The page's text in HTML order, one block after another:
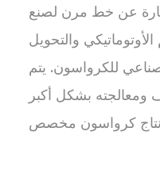
عن خط مرن لصنع
والتحويل
للكرواسون. يتم
ومعالجته بشكل أكبر